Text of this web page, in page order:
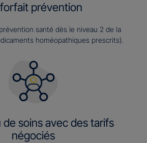
prévention
santé dès le niveau 2 de la
homéopathiques prescrits).
de soins avec des tarifs
négociés